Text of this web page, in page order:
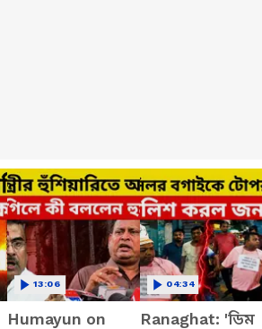
Humayun on
13:06
Ranaghat: 'ডিম
04:34